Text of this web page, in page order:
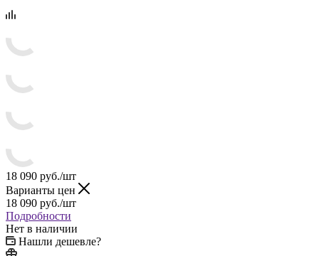
18 090 руб./шт
Варианты цен
18 090 руб./шт
Подробности
Нет в наличии
Нашли дешевле?